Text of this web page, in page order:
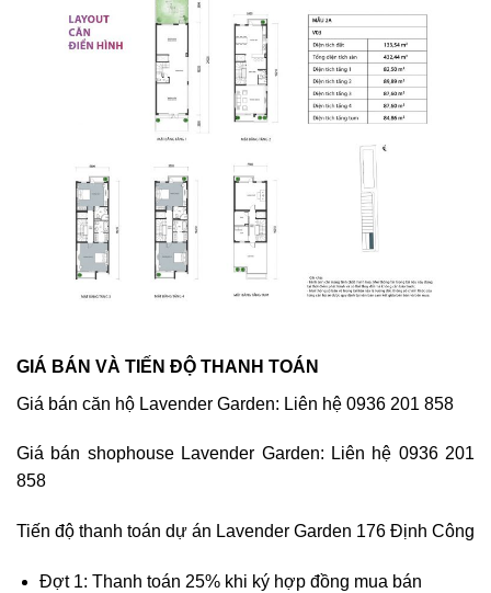
GIÁ BÁN VÀ TIẾN ĐỘ THANH TOÁN
Giá bán căn hộ Lavender Garden: Liên hệ 0936 201 858
Giá bán shophouse Lavender Garden: Liên hệ 0936 201
858
Tiến độ thanh toán dự án Lavender Garden 176 Định Công
Đợt 1: Thanh toán 25% khi ký hợp đồng mua bán